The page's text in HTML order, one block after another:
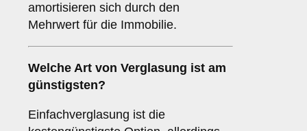
amortisieren sich durch den
Mehrwert für die Immobilie.
Welche Art von Verglasung ist am
günstigsten?
Einfachverglasung ist die